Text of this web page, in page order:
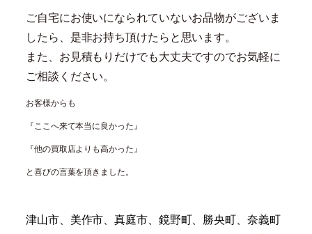
ご自宅にお使いになられていないお品物がございま
したら、是非お持ち頂けたらと思います。
また、お見積もりだけでも大丈夫ですのでお気軽に
ご相談ください。
お客様からも
『ここへ来て本当に良かった』
『他の買取店よりも高かった』
と喜びの言葉を頂きました。
津山市、美作市、真庭市、鏡野町、勝央町、奈義町